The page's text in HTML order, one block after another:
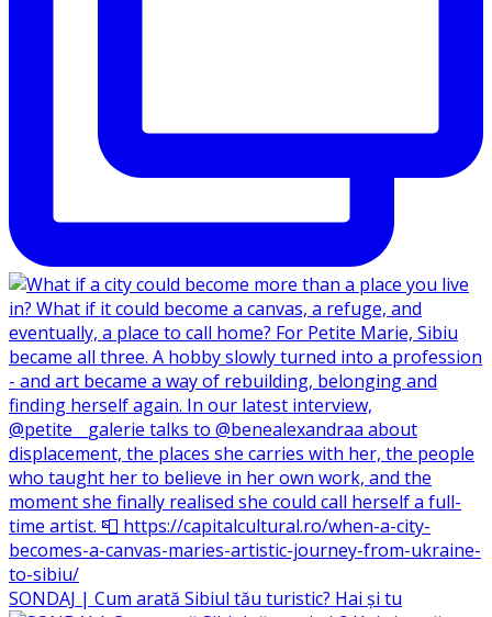
SONDAJ | Cum arată Sibiul tău turistic? Hai și tu